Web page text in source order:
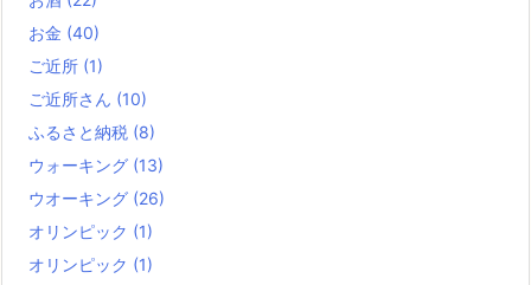
お金 (40)
ご近所 (1)
ご近所さん (10)
ふるさと納税 (8)
ウォーキング (13)
ウオーキング (26)
オリンピック (1)
オリンピック (1)